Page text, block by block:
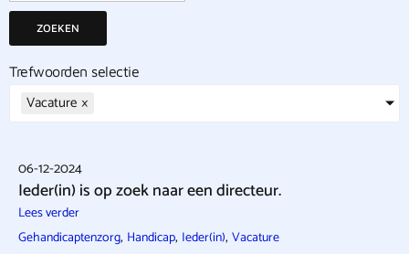
ZOEKEN
Trefwoorden selectie
Vacature ×
06-12-2024
Ieder(in) is op zoek naar een directeur.
Lees verder
Gehandicaptenzorg, Handicap, Ieder(in), Vacature